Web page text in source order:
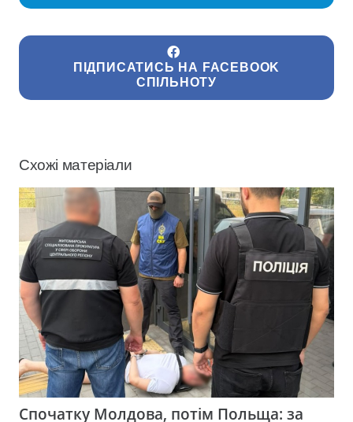
ПІДПИСАТИСЬ НА FACEBOOK
СПІЛЬНОТУ
Схожі матеріали
Спочатку Молдова, потім Польща: за